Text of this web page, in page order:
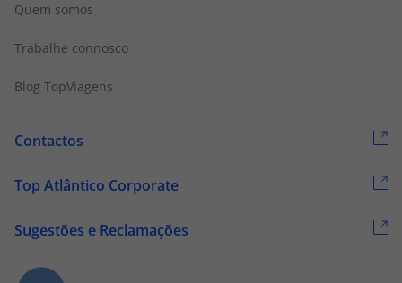
Quem somos
Trabalhe connosco
Blog TopViagens
Contactos
Top Atlântico Corporate
Sugestões e Reclamações